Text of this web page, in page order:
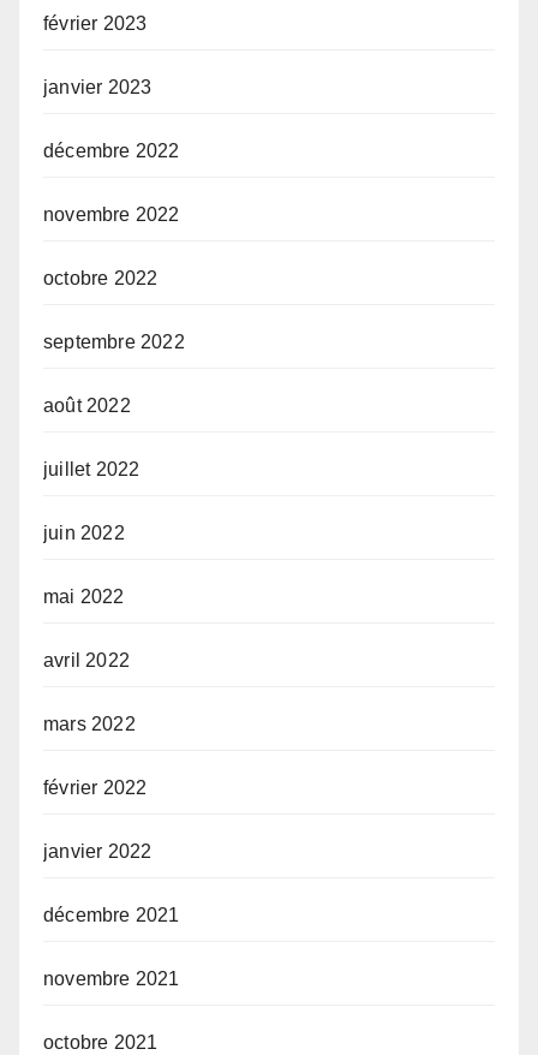
février 2023
janvier 2023
décembre 2022
novembre 2022
octobre 2022
septembre 2022
août 2022
juillet 2022
juin 2022
mai 2022
avril 2022
mars 2022
février 2022
janvier 2022
décembre 2021
novembre 2021
octobre 2021